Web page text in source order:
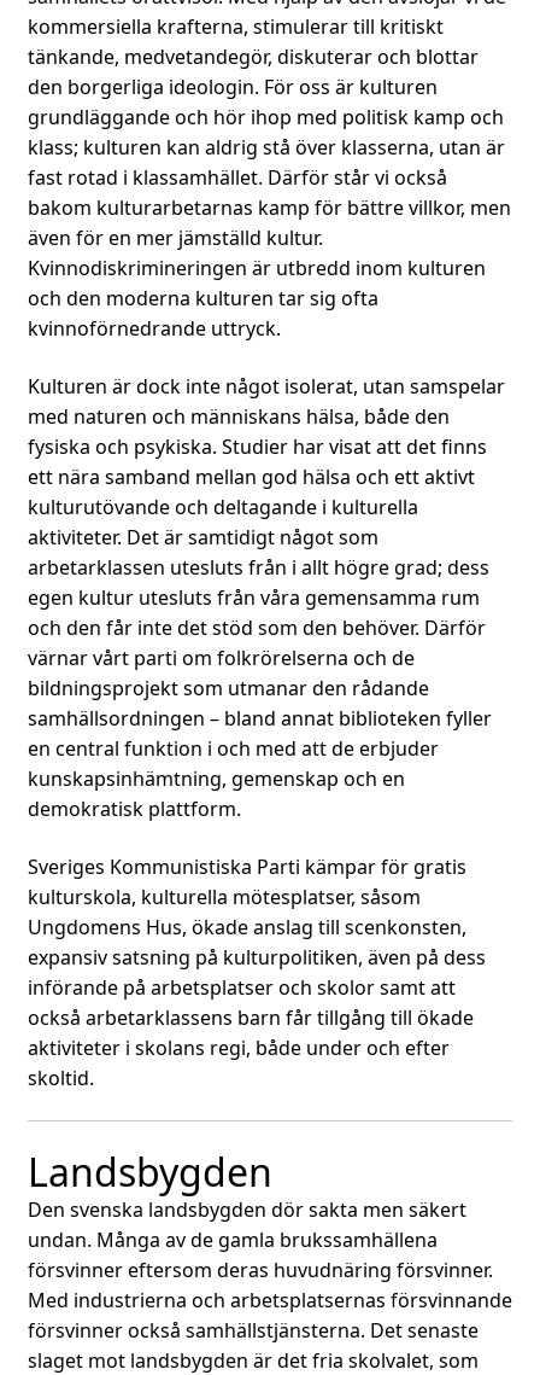
kommersiella krafterna, stimulerar till kritiskt
tänkande, medvetandegör, diskuterar och blottar
den borgerliga ideologin. För oss är kulturen
grundläggande och hör ihop med politisk kamp och
klass; kulturen kan aldrig stå över klasserna, utan är
fast rotad i klassamhället. Därför står vi också
bakom kulturarbetarnas kamp för bättre villkor, men
även för en mer jämställd kultur.
Kvinnodiskrimineringen är utbredd inom kulturen
och den moderna kulturen tar sig ofta
kvinnoförnedrande uttryck.
Kulturen är dock inte något isolerat, utan samspelar
med naturen och människans hälsa, både den
fysiska och psykiska. Studier har visat att det finns
ett nära samband mellan god hälsa och ett aktivt
kulturutövande och deltagande i kulturella
aktiviteter. Det är samtidigt något som
arbetarklassen utesluts från i allt högre grad; dess
egen kultur utesluts från våra gemensamma rum
och den får inte det stöd som den behöver. Därför
värnar vårt parti om folkrörelserna och de
bildningsprojekt som utmanar den rådande
samhällsordningen – bland annat biblioteken fyller
en central funktion i och med att de erbjuder
kunskapsinhämtning, gemenskap och en
demokratisk plattform.
Sveriges Kommunistiska Parti kämpar för gratis
kulturskola, kulturella mötesplatser, såsom
Ungdomens Hus, ökade anslag till scenkonsten,
expansiv satsning på kulturpolitiken, även på dess
införande på arbetsplatser och skolor samt att
också arbetarklassens barn får tillgång till ökade
aktiviteter i skolans regi, både under och efter
skoltid.
Landsbygden
Den svenska landsbygden dör sakta men säkert
undan. Många av de gamla brukssamhällena
försvinner eftersom deras huvudnäring försvinner.
Med industrierna och arbetsplatsernas försvinnande
försvinner också samhällstjänsterna. Det senaste
slaget mot landsbygden är det fria skolvalet, som